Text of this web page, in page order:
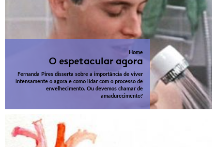
Home
O espetacular agora
Fernanda Pires disserta sobre a importância de viver
intensamente o agora e como lidar com o processo de
envelhecimento. Ou devemos chamar de
amadurecimento?